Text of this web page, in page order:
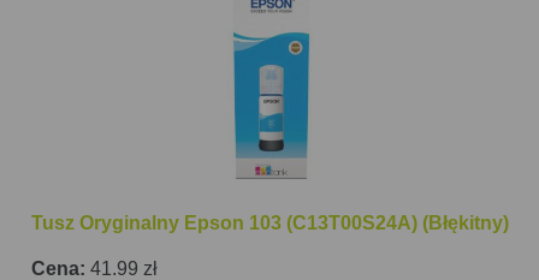
Tusz Oryginalny Epson 103 (C13T00S24A) (Błękitny)
Cena: 41.99 zł